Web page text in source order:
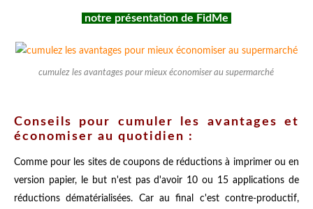
notre présentation de FidMe
cumulez les avantages pour mieux économiser au supermarché
Conseils pour cumuler les avantages et
économiser au quotidien :
Comme pour les sites de coupons de réductions à imprimer ou en
version papier, le but n'est pas d'avoir 10 ou 15 applications de
réductions dématérialisées. Car au final c'est contre-productif,